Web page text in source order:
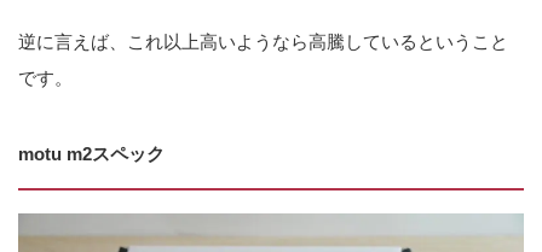
逆に言えば、これ以上高いようなら高騰しているということ
です。
motu m2スペック